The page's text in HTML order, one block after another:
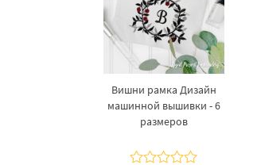
Вишни рамка Дизайн
машинной вышивки - 6
размеров